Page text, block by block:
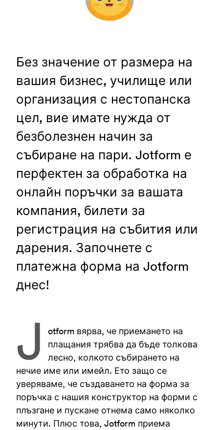
Без значение от размера на
вашия бизнес, училище или
организация с нестопанска
цел, вие имате нужда от
безболезнен начин за
събиране на пари. Jotform е
перфектен за обработка на
онлайн поръчки за вашата
компания, билети за
регистрация на събития или
дарения. Започнете с
платежна форма на Jotform
днес!
J
otform вярва, че приемането на
плащания трябва да бъде толкова
лесно, колкото събирането на
нечие име или имейл. Ето защо се
уверяваме, че създаването на форма за
поръчка с нашия конструктор на форми с
плъзгане и пускане отнема само няколко
минути. Плюс това, Jotform приема